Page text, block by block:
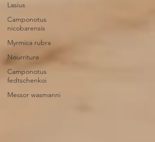
Lasius
Camponotus
nicobarensis
Myrmica rubra
Nourriture
Camponotus
fedtschenkoi
Messor wasmanni